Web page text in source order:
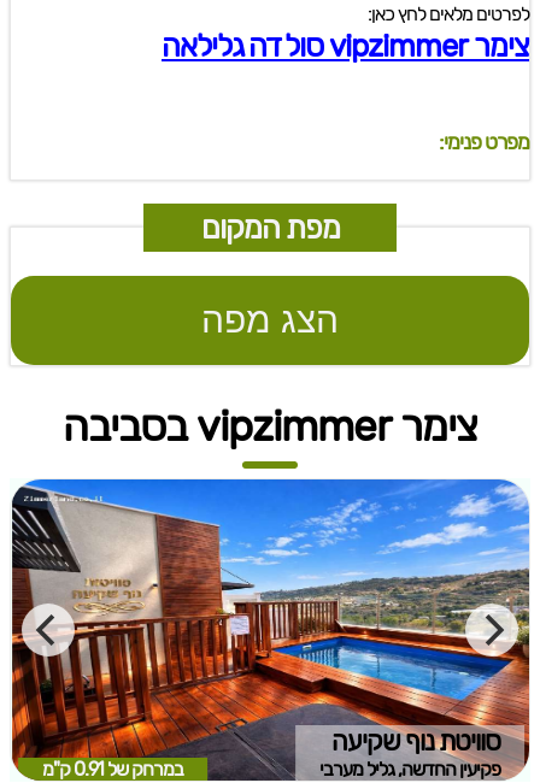
לפרטים מלאים לחץ כאן:
צימר vipzimmer סול דה גלילאה
מפרט פנימי:
מפת המקום
הצג מפה
צימר vipzimmer בסביבה
סוויטת נוף שקיעה
פקיעין החדשה, גליל מערבי במרחק של 0.91 ק"מ